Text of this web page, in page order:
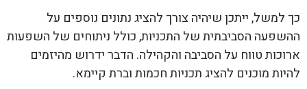
כך למשל, ייתכן שיהיה צורך להציג נתונים נוספים על
ההשפעה הסביבתית של התכניות, כולל ניתוחים של השפעות
ארוכות טווח על הסביבה והקהילה. הדבר ידרוש מהיזמים
להיות מוכנים להציג תכניות חכמות וברת קיימא.